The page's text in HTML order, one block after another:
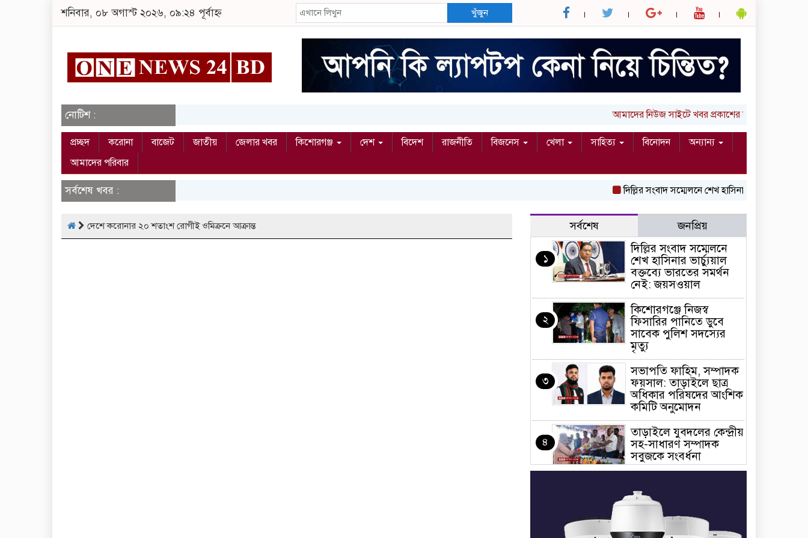
শনিবার, ০৮ অগাস্ট ২০২৬, ০৯:২৪ পূর্বাহ্ন খুঁজুন
নোটিশ : আমাদের নিউজ সাইটে খবর প্রকাশের জন্য আপনার
প্রচ্ছদ করোনা বাজেট জাতীয় জেলার খবর কিশোরগঞ্জ দেশ বিদেশ রাজনীতি বিজনেস খেলা সাহিত্য বিনোদন
অন্যান্য
আমাদের পরিবার
সর্বশেষ খবর : দিল্লির সংবাদ সম্মেলনে শেখ হাসিনার ভার্চ্যুয়াল
দেশে করোনার ২০ শতাংশ রোগীই ওমিক্রনে আক্রান্ত সর্বশেষ জনপ্রিয়
১
দিল্লির সংবাদ সম্মেলনে
শেখ হাসিনার ভার্চ্যুয়াল
বক্তব্যে ভারতের সমর্থন
নেই: জয়সওয়াল
২
কিশোরগঞ্জে নিজস্ব
ফিসারির পানিতে ডুবে
সাবেক পুলিশ সদস্যের
মৃত্যু
৩
সভাপতি ফাহিম, সম্পাদক
ফয়সাল: তাড়াইলে ছাত্র
অধিকার পরিষদের আংশিক
কমিটি অনুমোদন
৪
তাড়াইলে যুবদলের কেন্দ্রীয়
সহ-সাধারণ সম্পাদক
সবুজকে সংবর্ধনা
নিয়োগ, ২ জনের পদোন্নতি
শেখ হাসিনার সঙ্গে